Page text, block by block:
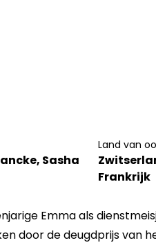
Sasha
Land van
Frankrijk
Emma als
door de deugdprijs van